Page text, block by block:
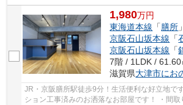
1,980万円
東海道本線 「膳所
京阪石山坂本線 「
京阪石山坂本線 「
7階 / 1LDK / 61.60
滋賀県大津市にお
JR・京阪膳所駅徒歩9分！生活便利な好立地で
ション工事済みのお洒落なお部屋です！ ・間